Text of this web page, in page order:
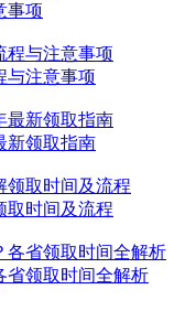
事项
与注意事项
新领取指南
取时间及流程
省领取时间全解析